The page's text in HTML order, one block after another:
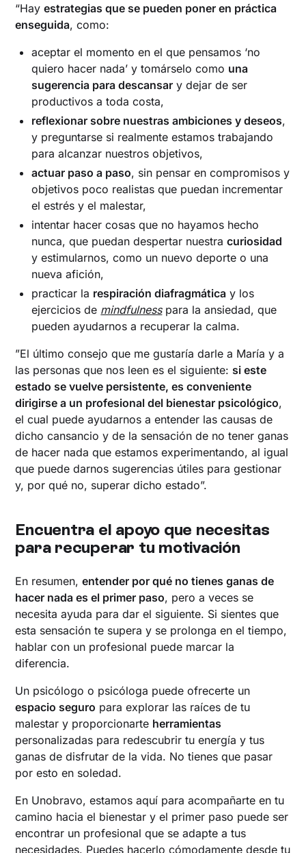
“Hayestrategias que se pueden poner en práctica
enseguida, como:
aceptar el momento en el que pensamos ‘no
quiero hacer nada’ y tomárselo como una
sugerencia para descansar y dejar de ser
productivos a toda costa,
reflexionar sobre nuestras ambiciones y deseos,
y preguntarse si realmente estamos trabajando
para alcanzar nuestros objetivos,
actuar paso a paso, sin pensar en compromisos y
objetivos poco realistas que puedan incrementar
el estrés y el malestar,
intentar hacer cosas que no hayamos hecho
nunca, que puedan despertar nuestracuriosidad
y estimularnos, como un nuevo deporte o una
nueva afición,
practicar la respiración diafragmática y los
ejercicios de mindfulnesspara la ansiedad, que
pueden ayudarnos a recuperar la calma.
”El último consejo que me gustaría darle a María y a
las personas que nos leen es el siguiente: si este
estado se vuelve persistente, es conveniente
dirigirse a un profesional del bienestar psicológico,
el cual puede ayudarnos a entender las causas de
dicho cansancio y de la sensación de no tener ganas
de hacer nada que estamos experimentando, al igual
que puede darnos sugerencias útiles para gestionar
y, por qué no, superar dicho estado”.
Encuentra el apoyo que necesitas
para recuperar tu motivación
En resumen,entender por qué no tienes ganas de
hacer nada es el primer paso, pero a veces se
necesita ayuda para dar el siguiente. Si sientes que
esta sensación te supera y se prolonga en el tiempo,
hablar con un profesional puede marcar la
diferencia.
Un psicólogo o psicóloga puede ofrecerte un
espacio seguro para explorar las raíces de tu
malestar y proporcionarte herramientas
personalizadas para redescubrir tu energía y tus
ganas de disfrutar de la vida. No tienes que pasar
por esto en soledad.
En Unobravo, estamos aquí para acompañarte en tu
camino hacia el bienestar y el primer paso puede ser
encontrar un profesional que se adapte a tus
necesidades. Puedes hacerlo cómodamente desde tu